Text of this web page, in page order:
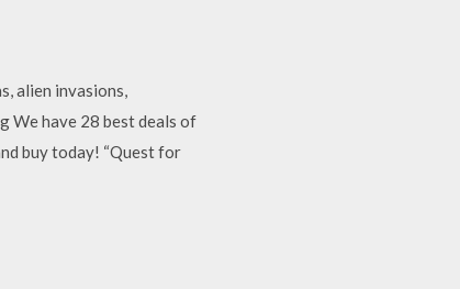
alien invasions,
We have 28 best deals of
buy today! “Quest for